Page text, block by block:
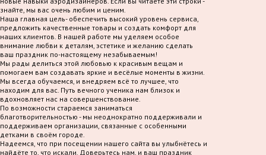
знайте, мы вас очень любим и ценим.
Наша главная цель- обеспечить высокий уровень сервиса,
предложить качественные товары и создать комфорт для
наших клиентов. В нашей работе мы уделяем особое
внимание любви к деталям, эстетике и желанию сделать
ваш праздник по-настоящему незабываемым!
Мы рады делиться этой любовью к красивым вещам и
помогаем вам создавать яркие и весёлые моменты в жизни.
Мы всегда обучаемся, и внедряем всё то лучшее, что
находим для вас. Путь вечного ученика нам близок и
вдохновляет нас на совершенствование.
По возможности стараемся заниматься
благотворительностью - мы неоднократно поддерживали и
поддерживаем организации, связанные с особенными
детками в своём городе.
Надеемся, что при посещении нашего сайта вы улыбнётесь и
найдёте то, что искали. Доверьтесь нам, и ваш праздник